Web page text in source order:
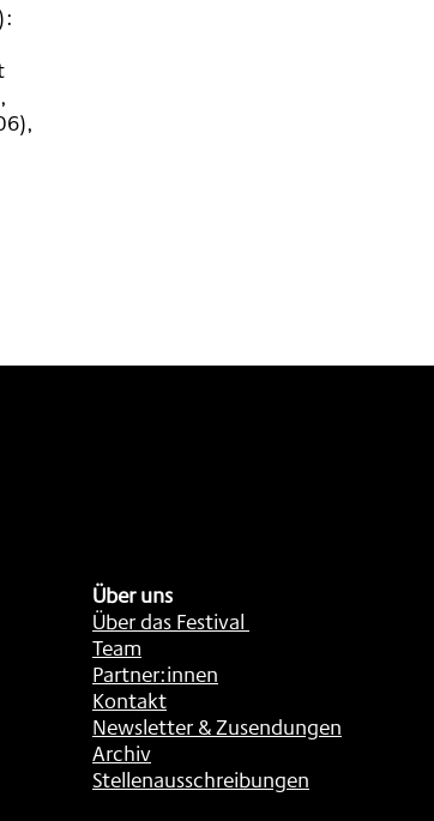
Über uns
Über das Festival
Team
Partner:innen
Kontakt
Newsletter & Zusendungen
Archiv
Stellenausschreibungen